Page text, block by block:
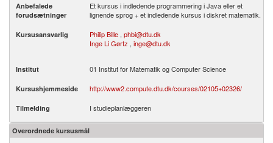
Anbefalede
forudsætninger
Et kursus i indledende programmering i Java eller et
lignende sprog + et indledende kursus i diskret matematik.
Kursusansvarlig Philip Bille , phbi@dtu.dk
Inge Li Gørtz , inge@dtu.dk
Institut 01 Institut for Matematik og Computer Science
Kursushjemmeside http://www2.compute.dtu.dk/courses/02105+02326/
Tilmelding I studieplanlæggeren
Overordnede kursusmål